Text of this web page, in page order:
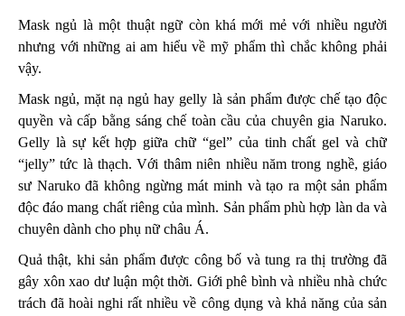
Mask ngủ là một thuật ngữ còn khá mới mẻ với nhiều người
nhưng với những ai am hiểu về mỹ phẩm thì chắc không phải
vậy.
Mask ngủ, mặt nạ ngủ hay gelly là sản phẩm được chế tạo độc
quyền và cấp bằng sáng chế toàn cầu của chuyên gia Naruko.
Gelly là sự kết hợp giữa chữ “gel” của tinh chất gel và chữ
“jelly” tức là thạch. Với thâm niên nhiều năm trong nghề, giáo
sư Naruko đã không ngừng mát minh và tạo ra một sản phẩm
độc đáo mang chất riêng của mình. Sản phẩm phù hợp làn da và
chuyên dành cho phụ nữ châu Á.
Quả thật, khi sản phẩm được công bố và tung ra thị trường đã
gây xôn xao dư luận một thời. Giới phê bình và nhiều nhà chức
trách đã hoài nghi rất nhiều về công dụng và khả năng của sản